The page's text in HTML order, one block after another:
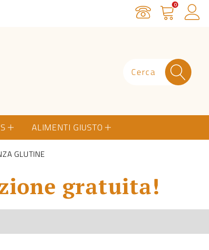
Servizio Clienti
Carrello
0
ALIMENTI GIUSTO
GLUTINE
gratuita!